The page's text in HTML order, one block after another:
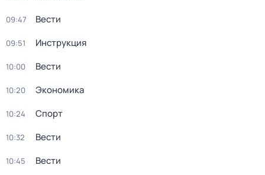
09:47 Вести
09:51 Инструкция
10:00 Вести
10:20 Экономика
10:24 Спорт
10:32 Вести
10:45 Вести